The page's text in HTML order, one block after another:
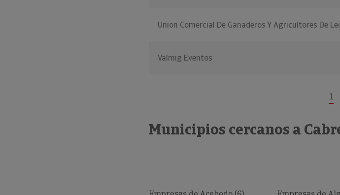
Union Comercial De Ganaderos Y Agricultores De
Valmig Eventos
1
Municipios cercanos a